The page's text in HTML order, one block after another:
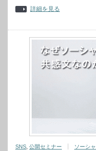
詳細を見る
SNS 公開セミナー ソーシ